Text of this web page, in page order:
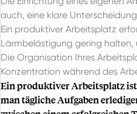
auch, eine klare
Ein produktiver Arbeitsplatz
Lärmbelästigung gering
Die Organisation Ihres
Konzentration während des
Ein produktiver Arbeitsplatz ist
man tägliche Aufgaben